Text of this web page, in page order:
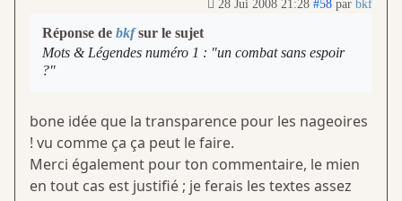
28 Jui 2008 21:28 #58 par bkf
Réponse de bkfsur le sujet
Mots & Légendes numéro 1 : "un combat sans espoir
?"
bone idée que la transparence pour les nageoires
! vu comme ça ça peut le faire.
Merci également pour ton commentaire, le mien
en tout cas est justifié ; je ferais les textes assez